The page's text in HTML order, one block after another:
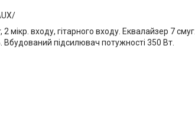
входу, гітарного входу. Еквалайзер 7 смуг.
Вбудований підсилювач потужності 350 Вт.